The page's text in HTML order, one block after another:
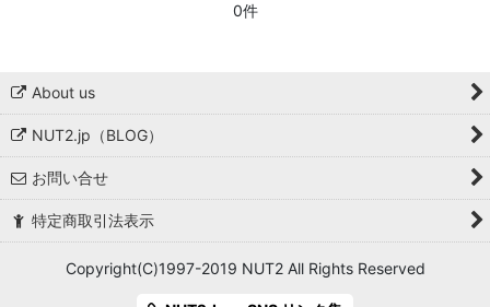
0件
About us
NUT2.jp（BLOG）
お問い合せ
特定商取引法表示
Copyright(C)1997-2019 NUT2 All Rights Reserved